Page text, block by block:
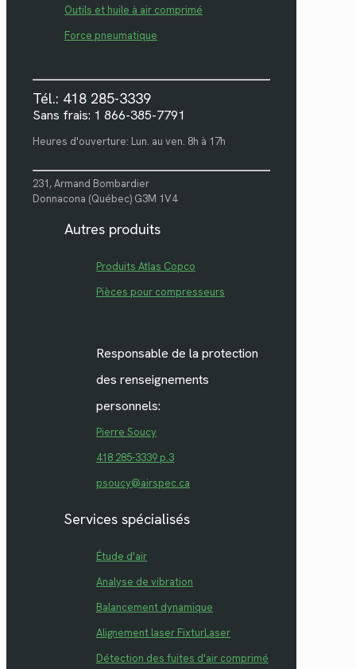
Outils et huile à air comprimé
Force pneumatique
Tél.: 418 285-3339
Sans frais: 1 866-385-7791
Heures d'ouverture: Lun. au ven. 8h à 17h
231, Armand Bombardier
Donnacona (Québec) G3M 1V4
Autres produits
Produits Atlas Copco
Pièces pour compresseurs
Responsable de la protection
des renseignements
personnels:
Pierre Soucy
418 285-3339 p.3
psoucy@airspec.ca
Services spécialisés
Étude d'air
Analyse de vibration
Balancement dynamique
Alignement laser FixturLaser
Détection des fuites d'air comprimé